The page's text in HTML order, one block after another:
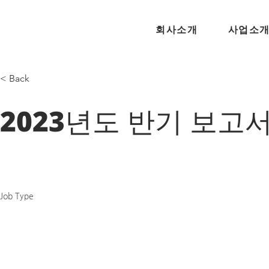
회사소개 사업소개
< Back
2023년도 반기 보고서
Job Type